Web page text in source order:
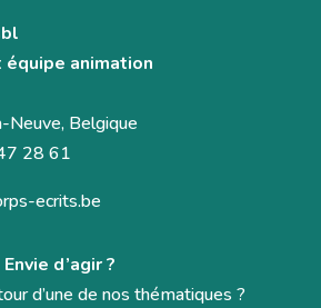
animation
Neuve, Belgique
28 61
ecrits.be
d’agir ?
d’une de nos thématiques ?